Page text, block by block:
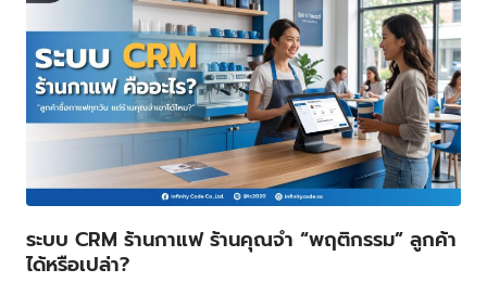
ระบบ CRM ร้านกาแฟ ร้านคุณจำ “พฤติกรรม” ลูกค้า
ได้หรือเปล่า?